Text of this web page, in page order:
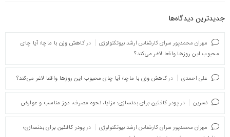
جدیدترین دیدگاه‌‌ها
مهران محمدپور سرای کارشناس ارشد بیوتکنولوژی در کاهش وزن با ماچا؛ آیا چای
محبوب این روزها واقعا لاغر می‌کند؟
علی احمدی در کاهش وزن با ماچا؛ آیا چای محبوب این روزها واقعا لاغر می‌کند؟
نسرین در پودر کافئین برای بدنسازی؛ مزایا، نحوه مصرف، دوز مناسب و عوارض
مهران محمدپور سرای کارشناس ارشد بیوتکنولوژی در پودر کافئین برای بدنسازی؛